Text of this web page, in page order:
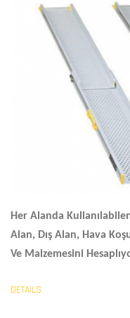
Her Alanda
Alan, Dış Alan, Hava
Ve Malzemesini
DETAILS